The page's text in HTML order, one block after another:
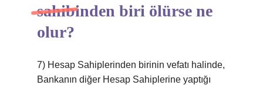
sahibinden biri ölürse ne
olur?
7) Hesap Sahiplerinden birinin vefatı halinde,
Bankanın diğer Hesap Sahiplerine yaptığı